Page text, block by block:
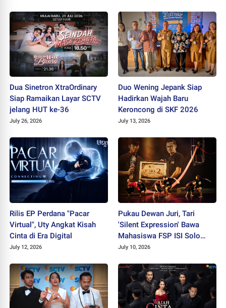
Dua Sinetron XtraOrdinary
Siap Ramaikan Layar SCTV
jelang HUT ke-36
July 26, 2026
Duo Wening Jepank Siap
Hadirkan Wajah Baru
Keroncong di SKF 2026
July 13, 2026
Rilis EP Perdana "Pacar
Virtual", Uty Angkat Kisah
Cinta di Era Digital
July 12, 2026
Pukau Dewan Juri, Tari
'Silent Expression' Bawa
Mahasiswa FSP ISI Solo
Sabet Juara II PEKSIMIDA
July 10, 2026